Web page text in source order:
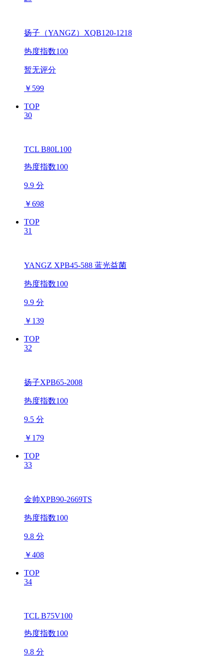
扬子（YANGZ）XQB120-1218
热度指数100
暂无评分
￥ 599
TOP
30
TCL B80L100
热度指数100
9.9 分
￥698
TOP
31
YANGZ XPB45-588 蓝光益菌
热度指数100
9.9 分
￥ 139
TOP
32
扬子XPB65-2008
热度指数100
9.5 分
￥ 179
TOP
33
金帅XPB90-2669TS
热度指数100
9.8 分
￥408
TOP
34
TCL B75V100
热度指数100
9.8 分